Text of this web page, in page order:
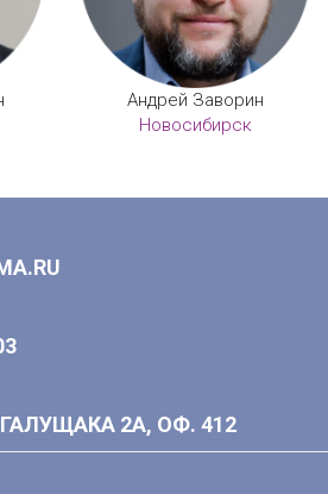
Андрей Заворин
Новосибирск
2А, ОФ. 412